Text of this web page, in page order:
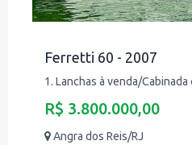
Ferretti 60 - 2007
1. Lanchas à venda/Cabinada
R$ 3.800.000,00
Angra dos Reis/RJ